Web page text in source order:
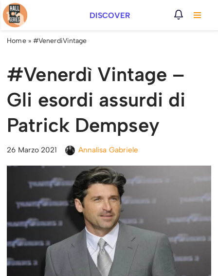
Vai
al
DISCOVER
Home» #VenerdiVintage
#Venerdì Vintage –
Gli esordi assurdi di
Patrick Dempsey
26 Marzo 2021 Annalisa Gabriele